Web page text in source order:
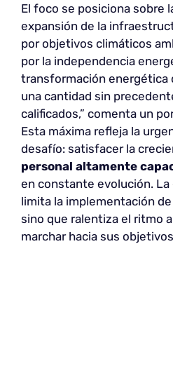
El foco se posiciona sobre
expansión de la
por objetivos climáticos
por la independencia
transformación energética
una cantidad sin
calificados,” comenta un
Esta máxima refleja la
desafío: satisfacer la
personal altamente
en constante evolución. La
limita la implementación
sino que ralentiza el ritmo
marchar hacia sus